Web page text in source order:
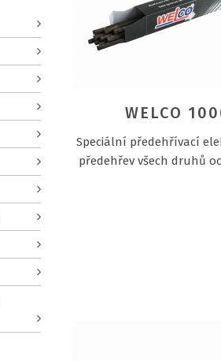
WELCO
Speciální předehřívací
předehřev všech druhů